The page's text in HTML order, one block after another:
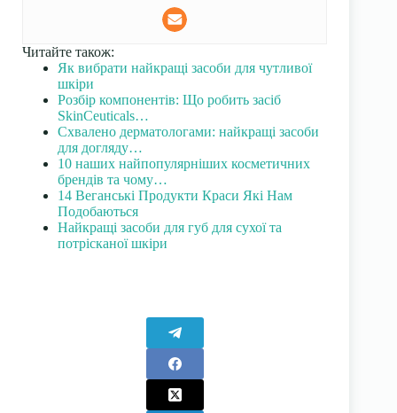
Читайте також:
Як вибрати найкращі засоби для чутливої
шкіри
Розбір компонентів: Що робить засіб
SkinCeuticals…
Схвалено дерматологами: найкращі засоби
для догляду…
10 наших найпопулярніших косметичних
брендів та чому…
14 Веганські Продукти Краси Які Нам
Подобаються
Найкращі засоби для губ для сухої та
потрісканої шкіри